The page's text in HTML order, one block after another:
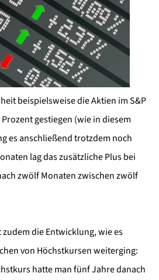
beispielsweise die Aktien im S&P
gestiegen (wie in diesem
es anschließend trotzdem noch
lag das zusätzliche Plus bei
zwölf Monaten zwischen zwölf
die Entwicklung, wie es
von Höchstkursen weiterging:
hatte man fünf Jahre danach